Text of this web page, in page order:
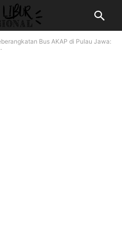
Bus AKAP di Pulau Jawa: